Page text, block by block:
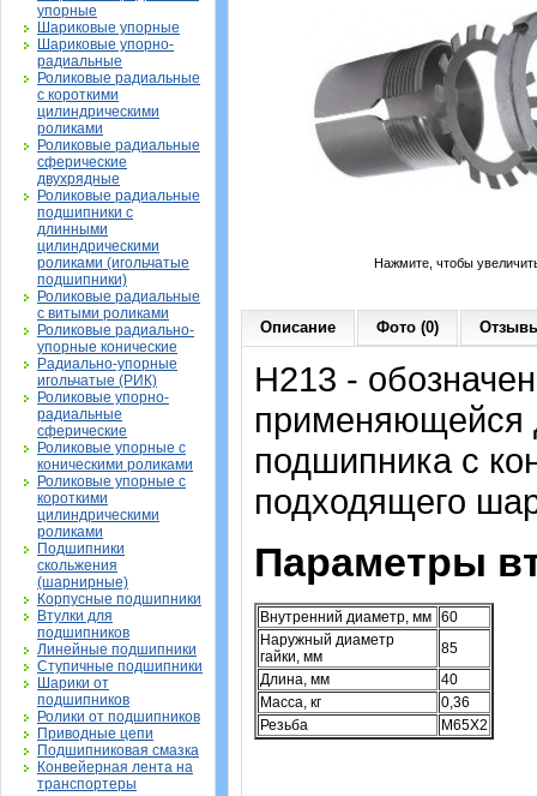
упорные
Шариковые упорные
Шариковые упорно-
радиальные
Роликовые радиальные
с короткими
цилиндрическими
роликами
Роликовые радиальные
сферические
двухрядные
Роликовые радиальные
подшипники с
длинными
цилиндрическими
роликами (игольчатые
подшипники)
Роликовые радиальные
с витыми роликами
Роликовые радиально-
упорные конические
Радиально-упорные
игольчатые (РИК)
Роликовые упорно-
радиальные
сферические
Роликовые упорные с
коническими роликами
Роликовые упорные с
короткими
цилиндрическими
роликами
Подшипники
скольжения
(шарнирные)
Корпусные подшипники
Втулки для
подшипников
Линейные подшипники
Ступичные подшипники
Шарики от
подшипников
Ролики от подшипников
Приводные цепи
Подшипниковая смазка
Конвейерная лента на
транспортеры
Нажмите, чтобы
Описание Фото (0)
H213 -
применяющейся
подшипника с
подходящего
Параметры
Внутренний диаметр, мм 60
Наружный диаметр
гайки, мм
85
Длина, мм
40
Масса, кг
0,36
Резьба
M65X2